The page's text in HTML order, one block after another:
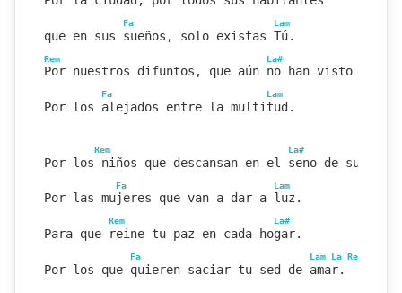
Fa Lam
que en sus sueños, solo existas Tú.
Rem La#
Por nuestros difuntos, que aún no han visto tu
Fa Lam
Por los alejados entre la multitud.
Rem La#
Por los niños que descansan en el seno de su
Fa Lam
Por las mujeres que van a dar a luz.
Rem La#
Para que reine tu paz en cada hogar.
Fa Lam La Rem
Por los que quieren saciar tu sed de amar.